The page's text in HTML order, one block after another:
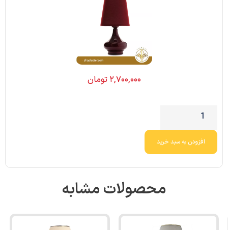
۲,۷۰۰,۰۰۰ تومان
افزودن به سبد خرید
محصولات مشابه